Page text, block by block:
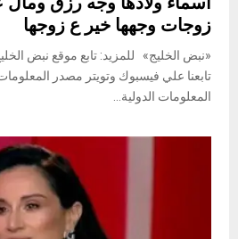
زوجات وجهها خير ع زوجها
«نبض الخليج» للمزيد: تابع موقع نبض
تابعنا علي فيسبوك وتويتر مصدر
المعلومات الدولية...